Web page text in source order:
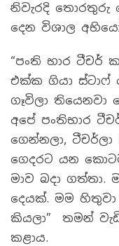
නිවැරදි තොරතුරු
දෙන විශාල
“පංති භාර ටීචර්
එක්ක ගියා
ගෑවිලා තියෙනවා
අපේ පංතිභාර
ගෙන්නලා,
ගෙදරට යන
මාව බදා
දෙයක්. මම
කියලා” තමන්
කළාය.